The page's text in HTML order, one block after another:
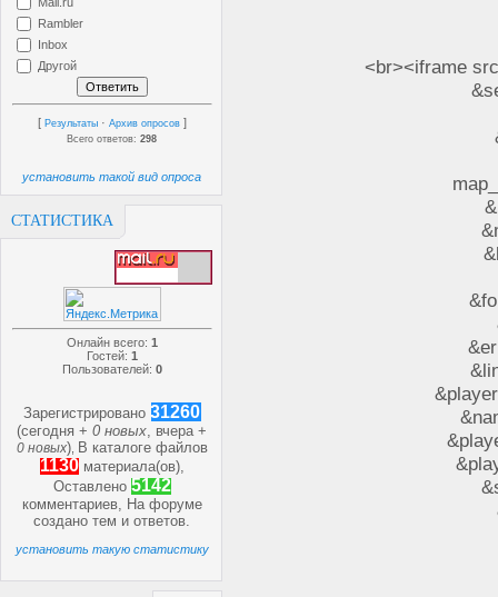
Mail.ru
Rambler
Inbox
Другой
[ Результаты · Архив опросов ]
Всего ответов:298
установить такой вид опроса
СТАТИСТИКА
Онлайн всего: 1
Гостей: 1
Пользователей: 0
Зарегистрировано 31260
(сегодня +0 новых, вчера +
0 новых) В каталоге файлов
1130 материала(ов),
Оставлено 5142
комментариев, На форуме
созданотем иответов.
установить такую статистику
<br><iframe